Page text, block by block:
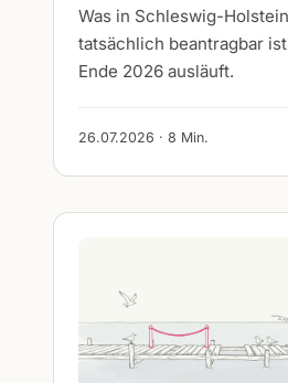
Was in Schleswig-
tatsächlich beantragbar
Ende 2026 ausläuft.
26.07.2026 · 8 Min.